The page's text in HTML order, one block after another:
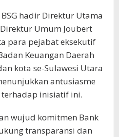
hadir Direktur Utama
Umum Joubert
para pejabat eksekutif
Keuangan Daerah
kota se-Sulawesi Utara
antusiasme
inisiatif ini.
wujud komitmen Bank
transparansi dan